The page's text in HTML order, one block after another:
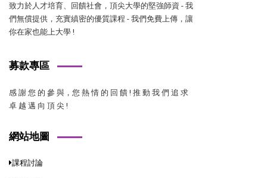
致力於人才培育、回饋社會，頂尖大學的堅強師資 - 我
們無償提供，充實縝密的優質課程 - 我們免費上傳，讓
你在家也能上大學 !
募款專區
感 謝 您 的 參 與，您 熱 情 的 回 饋 ! 推 動 我 們 追 求
卓 越 邁 向 頂 尖 !
網站地圖
課程討論